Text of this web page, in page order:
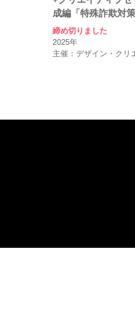
成編「特殊詐欺対
締め切りました
2025年
主催：デザイン・クリ